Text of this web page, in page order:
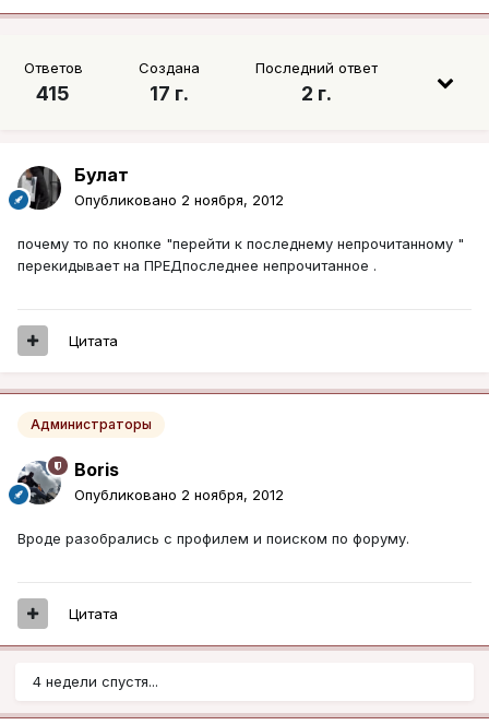
Ответов
415
Создана
17 г.
Последний ответ
2 г.
Булат
Опубликовано 2 ноября, 2012
почему то по кнопке "перейти к последнему непрочитанному "
перекидывает на ПРЕДпоследнее непрочитанное .
Цитата
Администраторы
Boris
Опубликовано 2 ноября, 2012
Вроде разобрались с профилем и поиском по форуму.
Цитата
4 недели спустя...